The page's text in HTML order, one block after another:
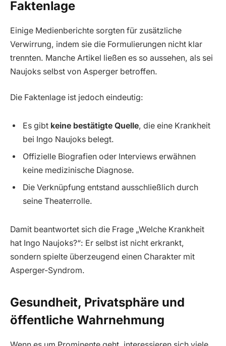
Faktenlage
Einige Medienberichte sorgten für zusätzliche
Verwirrung, indem sie die Formulierungen nicht klar
trennten. Manche Artikel ließen es so aussehen, als sei
Naujoks selbst von Asperger betroffen.
Die Faktenlage ist jedoch eindeutig:
Es gibt keine bestätigte Quelle, die eine Krankheit
bei Ingo Naujoks belegt.
Offizielle Biografien oder Interviews erwähnen
keine medizinische Diagnose.
Die Verknüpfung entstand ausschließlich durch
seine Theaterrolle.
Damit beantwortet sich die Frage „Welche Krankheit
hat Ingo Naujoks?“: Er selbst ist nicht erkrankt,
sondern spielte überzeugend einen Charakter mit
Asperger-Syndrom.
Gesundheit, Privatsphäre und
öffentliche Wahrnehmung